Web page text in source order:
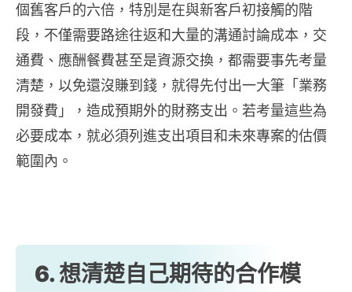
個舊客戶的六倍，特別是在與新客戶初接觸的階
段，不僅需要路途往返和大量的溝通討論成本，交
通費、應酬餐費甚至是資源交換，都需要事先考量
清楚，以免還沒賺到錢，就得先付出一大筆「業務
開發費」，造成預期外的財務支出。若考量這些為
必要成本，就必須列進支出項目和未來專案的估價
範圍內。
6. 想清楚自己期待的合作模